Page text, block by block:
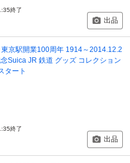
終了
出品
京駅開業100周年 1914～2014.12.2
Suica JR 鉄道 グッズ コレクション
タート
終了
出品